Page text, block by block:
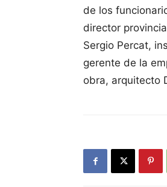
de los
director
Sergio Percat,
gerente de la
obra, arquitecto